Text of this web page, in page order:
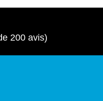
200 avis)